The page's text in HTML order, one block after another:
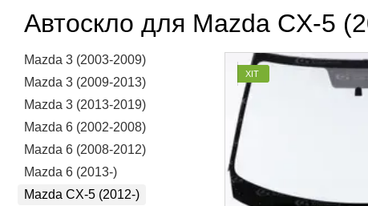
Автоскло для Mazda CX-5
ХІТ
Mazda 3 (2003-2009)
Mazda 3 (2009-2013)
Mazda 3 (2013-2019)
Mazda 6 (2002-2008)
Mazda 6 (2008-2012)
Mazda 6 (2013-)
Mazda CX-5 (2012-)